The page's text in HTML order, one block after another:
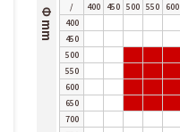
Φ mm
/ 400 450 500 550 600
400
450
500
550
600
650
700